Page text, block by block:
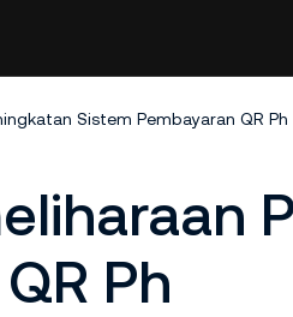
Sistem Pembayaran QR Ph
Ph